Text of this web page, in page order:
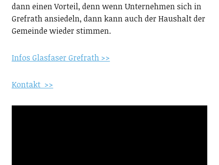
dann einen Vorteil, denn wenn Unternehmen sich in
Grefrath ansiedeln, dann kann auch der Haushalt der
Gemeinde wieder stimmen.
Infos Glasfaser Grefrath >>
Kontakt >>